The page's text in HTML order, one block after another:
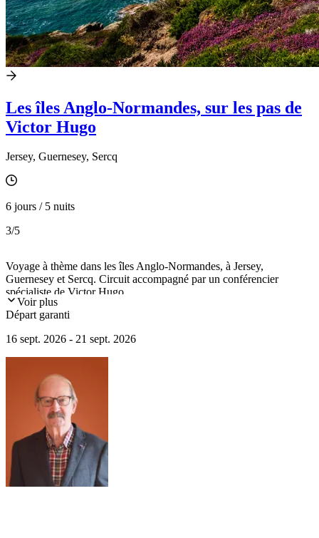
Les îles Anglo-Normandes, sur les pas de
Victor Hugo
Jersey, Guernesey, Sercq
6 jours / 5 nuits
3/5
Voyage à thème dans les îles Anglo-Normandes, à Jersey,
Guernesey et Sercq. Circuit accompagné par un conférencier
spécialiste de Victor Hugo.
Voir plus
Départ garanti
16 sept. 2026 - 21 sept. 2026